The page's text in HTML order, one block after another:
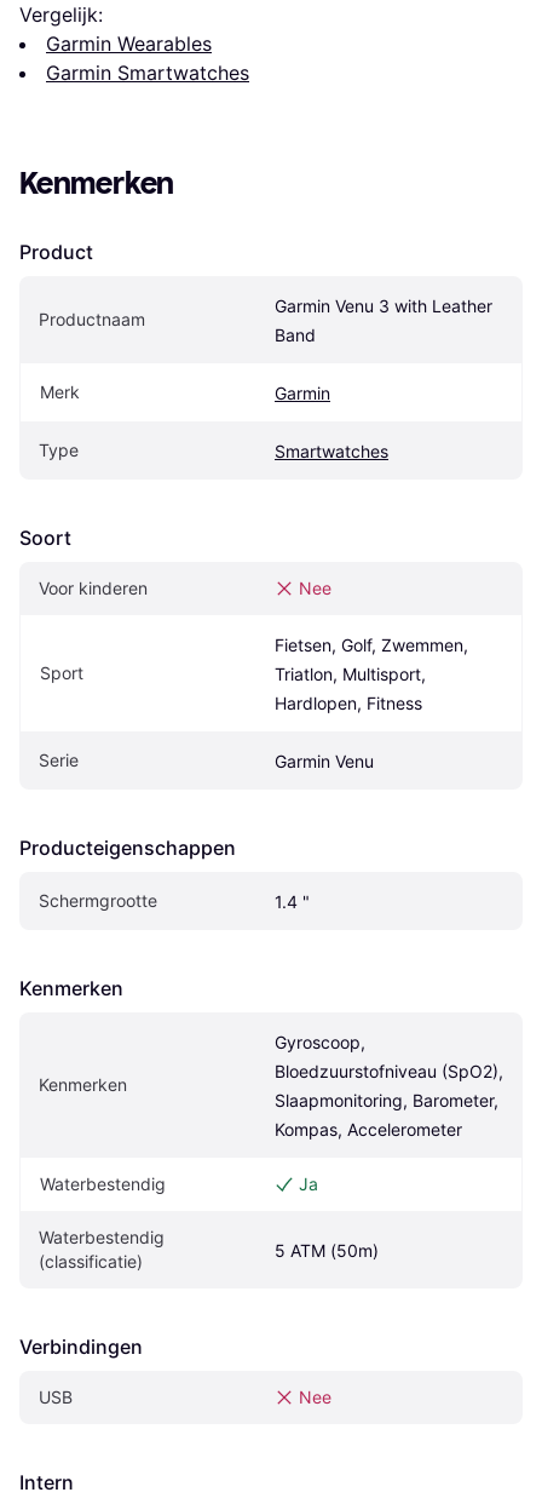
Vergelijk:
Garmin Wearables
Garmin Smartwatches
Kenmerken
Product
Productnaam
Garmin Venu 3 with Leather
Band
Merk Garmin
Type Smartwatches
Soort
Voor kinderen Nee
Sport
Fietsen, Golf, Zwemmen,
Triatlon, Multisport,
Hardlopen, Fitness
Serie Garmin Venu
Producteigenschappen
Schermgrootte 1.4 "
Kenmerken
Kenmerken
Gyroscoop,
Bloedzuurstofniveau (SpO2),
Slaapmonitoring, Barometer,
Kompas, Accelerometer
Waterbestendig Ja
Waterbestendig
(classificatie)
5 ATM (50m)
Verbindingen
USB Nee
Intern